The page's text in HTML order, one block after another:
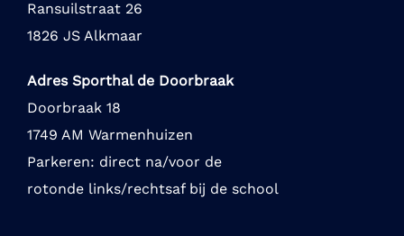
Ransuilstraat 26
1826 JS Alkmaar
Adres Sporthal de Doorbraak
Doorbraak 18
1749 AM Warmenhuizen
Parkeren: direct na/voor de
rotonde links/rechtsaf bij de school